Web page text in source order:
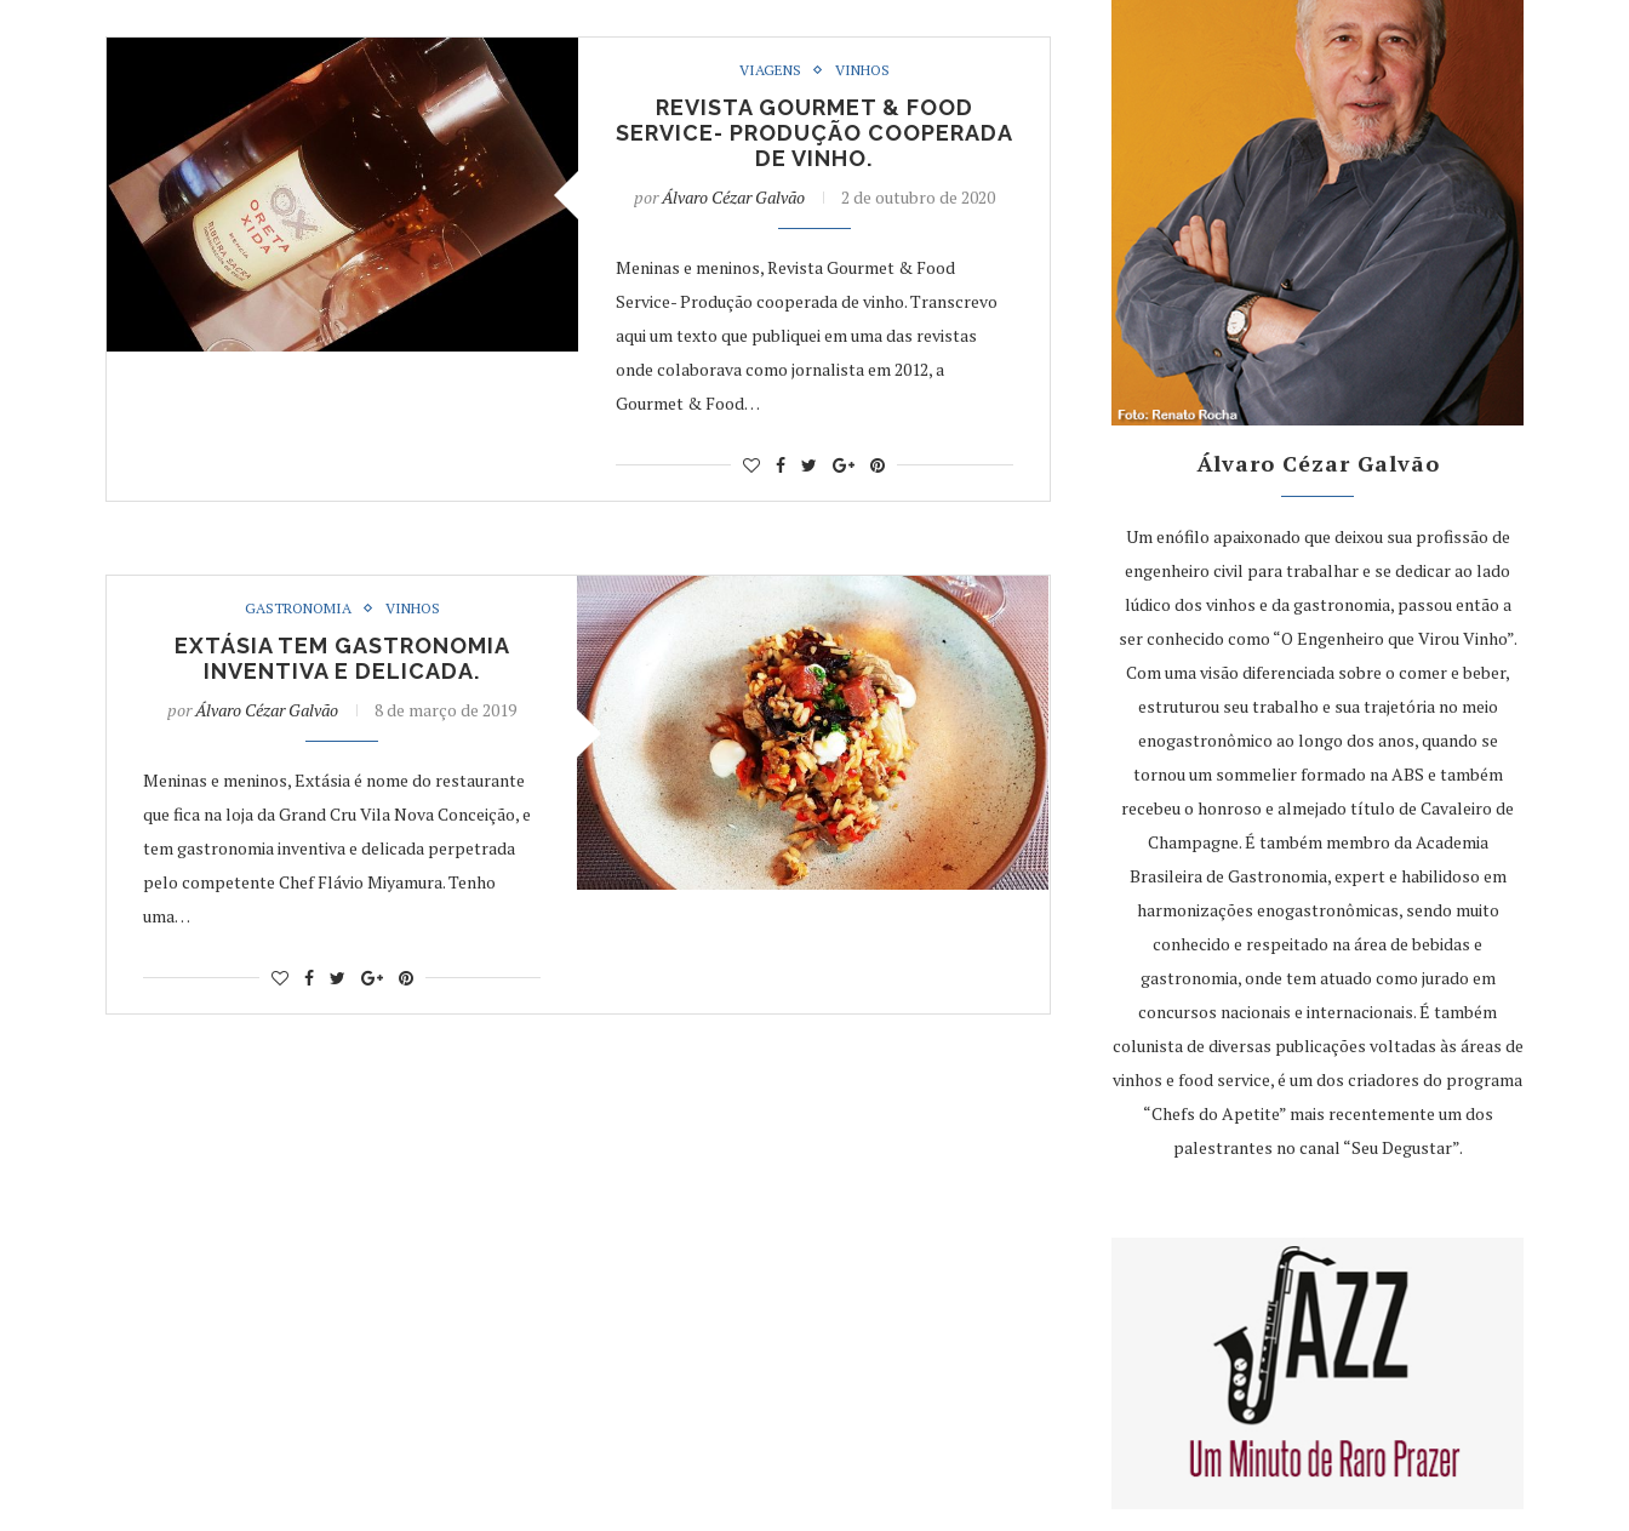
VIAGENS VINHOS
REVISTA GOURMET & FOOD
SERVICE- PRODUÇÃO COOPERADA
DE VINHO.
porÁlvaro Cézar Galvão 2 de outubro de 2020
Meninas e meninos, Revista Gourmet & Food
Service- Produção cooperada de vinho. Transcrevo
aqui um texto que publiquei em uma das revistas
onde colaborava como jornalista em 2012, a
Gourmet & Food…
GASTRONOMIA VINHOS
EXTÁSIA TEM GASTRONOMIA
INVENTIVA E DELICADA.
porÁlvaro Cézar Galvão 8 de março de 2019
Meninas e meninos, Extásia é nome do restaurante
que fica na loja da Grand Cru Vila Nova Conceição, e
tem gastronomia inventiva e delicada perpetrada
pelo competente Chef Flávio Miyamura. Tenho
uma…
Álvaro Cézar Galvão
Um enófilo apaixonado que deixou sua profissão de
engenheiro civil para trabalhar e se dedicar ao lado
lúdico dos vinhos e da gastronomia, passou então a
ser conhecido como “O Engenheiro que Virou Vinho”.
Com uma visão diferenciada sobre o comer e beber,
estruturou seu trabalho e sua trajetória no meio
enogastronômico ao longo dos anos, quando se
tornou um sommelier formado na ABS e também
recebeu o honroso e almejado título de Cavaleiro de
Champagne. É também membro da Academia
Brasileira de Gastronomia, expert e habilidoso em
harmonizações enogastronômicas, sendo muito
conhecido e respeitado na área de bebidas e
gastronomia, onde tem atuado como jurado em
concursos nacionais e internacionais. É também
colunista de diversas publicações voltadas às áreas de
vinhos e food service, é um dos criadores do programa
“Chefs do Apetite” mais recentemente um dos
palestrantes no canal “Seu Degustar”.